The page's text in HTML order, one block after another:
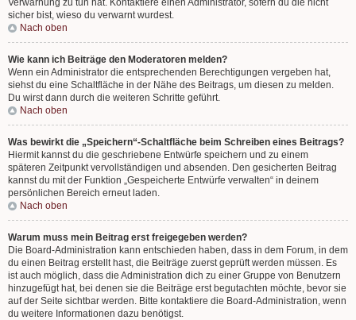
Verwarnung zu tun hat. Kontaktiere einen Administrator, sofern du die nicht
sicher bist, wieso du verwarnt wurdest.
Nach oben
Wie kann ich Beiträge den Moderatoren melden?
Wenn ein Administrator die entsprechenden Berechtigungen vergeben hat,
siehst du eine Schaltfläche in der Nähe des Beitrags, um diesen zu melden.
Du wirst dann durch die weiteren Schritte geführt.
Nach oben
Was bewirkt die „Speichern“-Schaltfläche beim Schreiben eines Beitrags?
Hiermit kannst du die geschriebene Entwürfe speichern und zu einem
späteren Zeitpunkt vervollständigen und absenden. Den gesicherten Beitrag
kannst du mit der Funktion „Gespeicherte Entwürfe verwalten“ in deinem
persönlichen Bereich erneut laden.
Nach oben
Warum muss mein Beitrag erst freigegeben werden?
Die Board-Administration kann entschieden haben, dass in dem Forum, in dem
du einen Beitrag erstellt hast, die Beiträge zuerst geprüft werden müssen. Es
ist auch möglich, dass die Administration dich zu einer Gruppe von Benutzern
hinzugefügt hat, bei denen sie die Beiträge erst begutachten möchte, bevor sie
auf der Seite sichtbar werden. Bitte kontaktiere die Board-Administration, wenn
du weitere Informationen dazu benötigst.